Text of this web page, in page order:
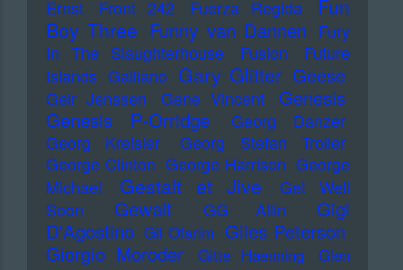
Ernst
Front 242 Fuerza Regida
Fun
Boy Three Funny van Dannen Fury
In The Slaughterhouse
Fusion
Future
Islands Galliano Gary Glitter Geese
Geir Jenssen Gene Vincent
Genesis
Genesis P-Orridge
Georg Danzer
Georg Kreisler
Georg Stefan Troller
George Clinton George Harrison George
Michael
Gestalt et Jive
Get Well
Soon
Gewalt GG Allin
Gigi
D'Agostino Gil Ofarim Giles Peterson
Giorgio Moroder
Gitte Haenning
Glen